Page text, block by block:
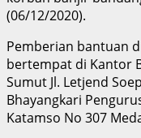
(06/12/2020).
Pemberian bantuan
bertempat di Kantor
Sumut Jl. Letjend
Bhayangkari
Katamso No 307